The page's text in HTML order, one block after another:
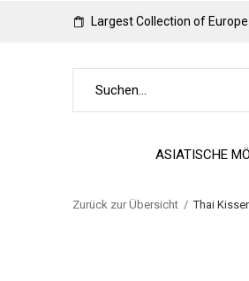
ASIATISCHE
Largest Collection of Europe
Zurück zur Übersicht Thai